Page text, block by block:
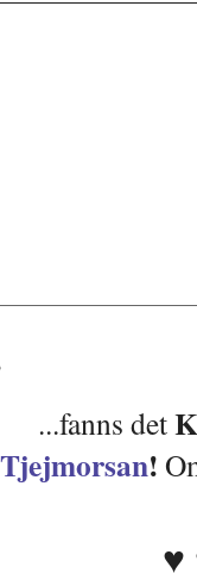
...fanns det
Tjejmorsan!
♥